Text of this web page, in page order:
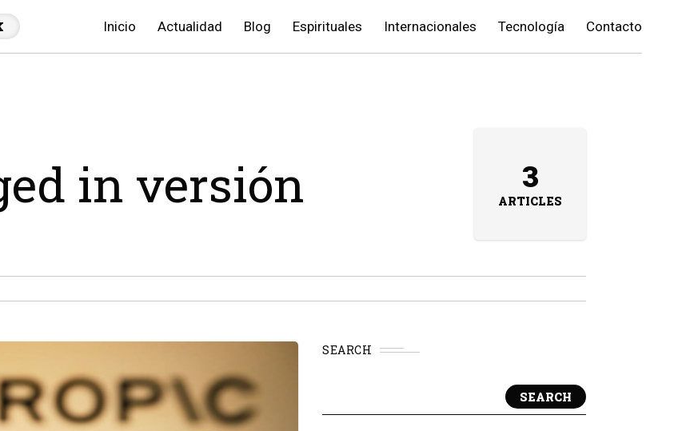
Inicio Actualidad Blog Espirituales Internacionales Tecnología Contacto
in versión 3
ARTICLES
SEARCH
SEARCH